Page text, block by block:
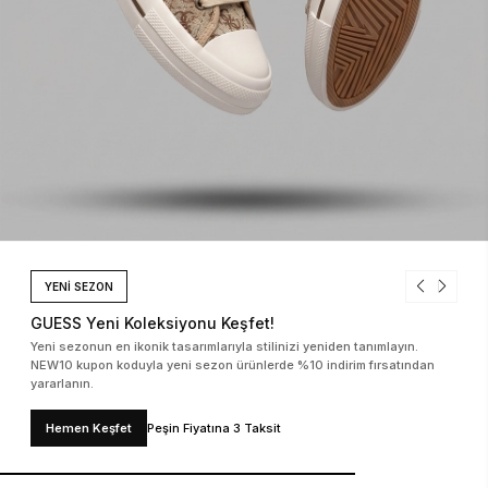
YENİ SEZON
GUESS Yeni Koleksiyonu Keşfet!
Yeni sezonun en ikonik tasarımlarıyla stilinizi yeniden tanımlayın.
NEW10 kupon koduyla yeni sezon ürünlerde %10 indirim fırsatından
yararlanın.
Hemen Keşfet Peşin Fiyatına 3 Taksit